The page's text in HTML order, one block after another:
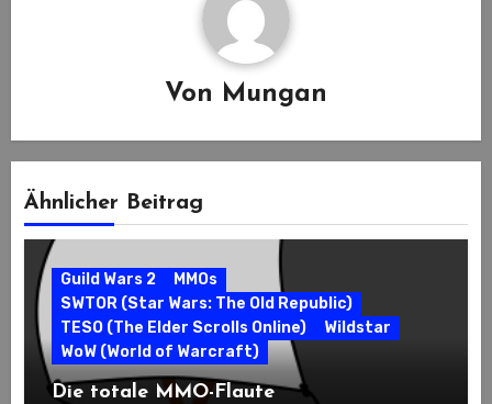
Von Mungan
Ähnlicher Beitrag
Guild Wars 2
MMOs
SWTOR (Star Wars: The Old Republic)
TESO (The Elder Scrolls Online)
Wildstar
WoW (World of Warcraft)
Die totale MMO-Flaute